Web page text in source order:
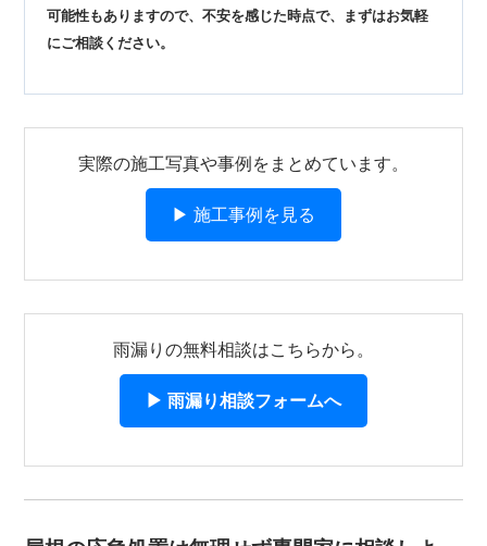
可能性もありますので、不安を感じた時点で、まずはお気軽
にご相談ください。
実際の施工写真や事例をまとめています。
▶ 施工事例を見る
雨漏りの無料相談はこちらから。
▶ 雨漏り相談フォームへ